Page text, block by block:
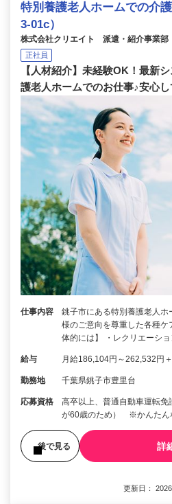
特別養護老人ホームでの介
3-01c）
株式会社クリエイト 派遣・紹介事業部
正社員
【人材紹介】未経験OK！最新
護老人ホームでのお仕事♪安心し
仕事内容
銚子市にある特別養護老人
様のご意向を尊重した各種
体的には】 ・レクリエーシ
給与 月給186,104円～262,532円
勤務地 千葉県銚子市豊里台
応募資格
高卒以上、普通自動車運転
が60歳のため） ※かんたん
後で見る 詳
更新日：